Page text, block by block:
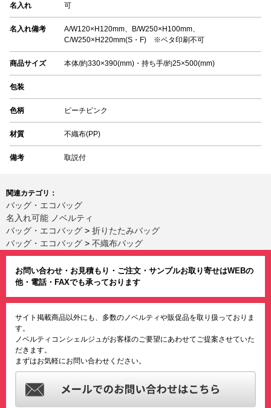
名入れ 可
名入れ備考
A/W120×H120mm、B/W250×H100mm、
C/W250×H220mm(S・F) ※ベタ印刷不可
商品サイズ 本体/約330×390(mm)・持ち手/約25×500(mm)
包装
色柄 ピーチピンク
材質 不織布(PP)
備考 取説付
関連カテゴリ：
バッグ・エコバッグ
名入れ可能 ノベルティ
バッグ・エコバッグ > 折りたたみバッグ
バッグ・エコバッグ > 不織布バッグ
お問い合わせ・お見積もり・ご注文・サンプルお取り寄せはWEBの
他・電話・FAXでも承っております
サイト掲載商品以外にも、多数のノベルティや販促品を取り扱っておりま
す。
ノベルティコンシェルジュがお客様のご要望にあわせてご提案させていた
だきます。
まずはお気軽にお問い合わせください。